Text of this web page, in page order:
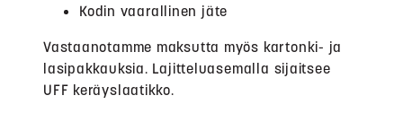
Kodin vaarallinen jäte
Vastaanotamme maksutta myös kartonki- ja
lasipakkauksia. Lajitteluasemalla sijaitsee
UFF keräyslaatikko.